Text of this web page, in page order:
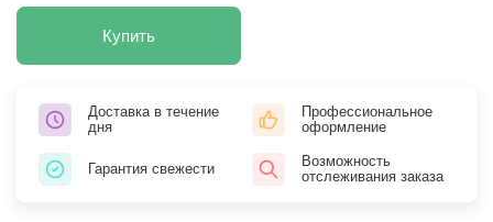
Купить
Доставка в течение
дня
Профессиональное
оформление
Гарантия свежести
Возможность
отслеживания заказа